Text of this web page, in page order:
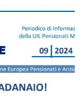
Segreteria